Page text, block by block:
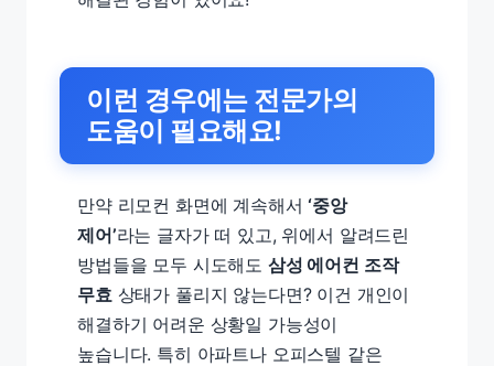
이런 경우에는 전문가의
도움이 필요해요!
만약 리모컨 화면에 계속해서‘중앙
제어’라는 글자가 떠 있고, 위에서 알려드린
방법들을 모두 시도해도 삼성 에어컨 조작
무효상태가 풀리지 않는다면? 이건 개인이
해결하기 어려운 상황일 가능성이
높습니다. 특히 아파트나 오피스텔 같은